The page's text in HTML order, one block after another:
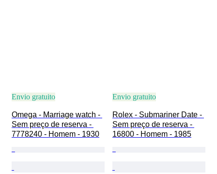
Envio gratuito
Omega - Marriage watch -
Sem preço de reserva -
7778240 - Homem - 1930
Envio gratuito
Rolex - Submariner Date -
Sem preço de reserva -
16800 - Homem - 1985